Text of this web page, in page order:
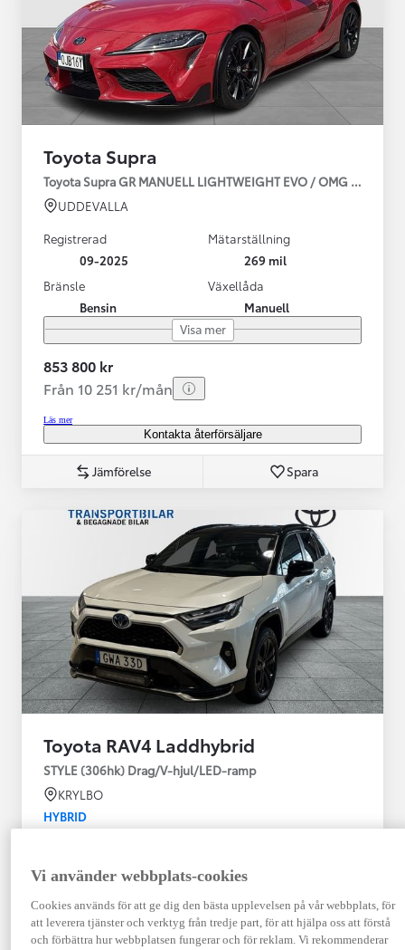
Toyota Supra
Toyota Supra GR MANUELL LIGHTWEIGHT EVO / OMG LEV!
UDDEVALLA
Registrerad
09-2025
Mätarställning
269 mil
Bränsle
Bensin
Växellåda
Manuell
Visa mer
853 800 kr
Från 10 251 kr/mån
Läs mer
Kontakta återförsäljare
Jämförelse Spara
Toyota RAV4 Laddhybrid
STYLE (306hk) Drag/V-hjul/LED-ramp
KRYLBO
HYBRID
09-2023
Hybrid Bensin
Automat
Visa mer
Vi använder webbplats-cookies
Cookies används för att ge dig den bästa upplevelsen på vår webbplats, för
att leverera tjänster och verktyg från tredje part, för att hjälpa oss att förstå
och förbättra hur webbplatsen fungerar och för reklam. Vi rekommenderar